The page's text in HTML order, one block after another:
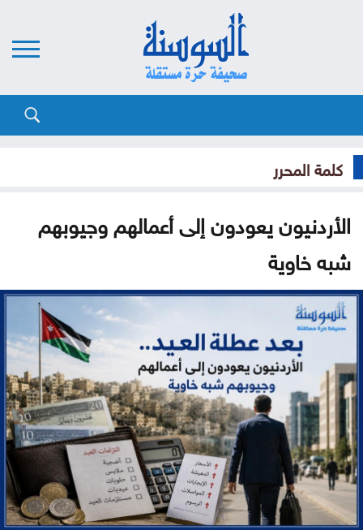
كلمة المحرر
الأردنيون يعودون إلى أعمالهم وجيوبهم
شبه خاوية